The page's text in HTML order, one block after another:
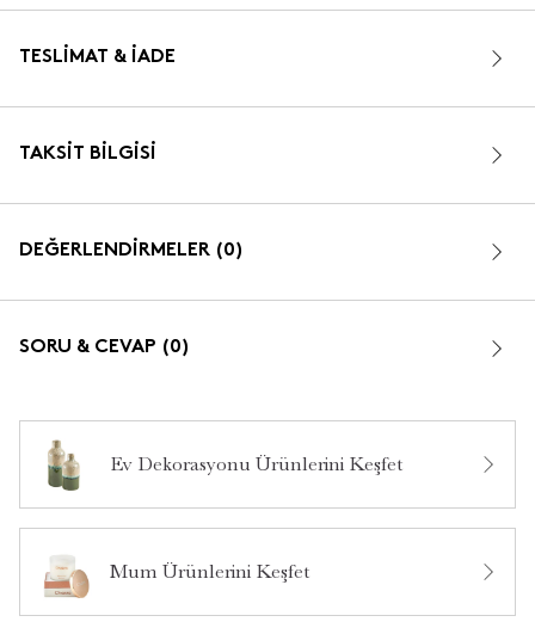
TESLIMAT & İADE
TAKSIT BILGISI
DEĞERLENDİRMELER (0)
SORU & CEVAP (0)
Bu ürün hakkında daha önce hiç soru sorulmamış.
Ev Dekorasyonu Ürünlerini Keşfet
Mum Ürünlerini Keşfet